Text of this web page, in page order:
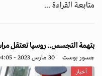
متابعة القراءة ...
بتهمة التجسس.. روسيا تعتقل
جسور بوست 30 مارس 2023 - 04:05
أخبار